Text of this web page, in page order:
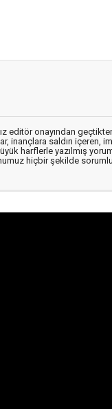
editör onayından
inançlara saldırı içeren,
harflerle yazılmış
hiçbir şekilde